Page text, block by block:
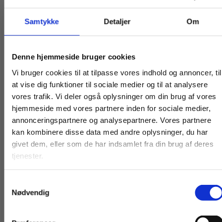
Samtykke Detaljer Om
Denne hjemmeside bruger cookies
Vi bruger cookies til at tilpasse vores indhold og annoncer, til
at vise dig funktioner til sociale medier og til at analysere
vores trafik. Vi deler også oplysninger om din brug af vores
hjemmeside med vores partnere inden for sociale medier,
annonceringspartnere og analysepartnere. Vores partnere
kan kombinere disse data med andre oplysninger, du har
givet dem, eller som de har indsamlet fra din brug af deres
tjenester.
Nødvendig
Pris på lærerabonnement
Prisen er pr. halve år pr. produkt, og
abonnementet gælder for alle lærere på skolen.
Abonnementet bliver automatisk fornyet to gange
årligt, indtil skolen opsiger aftalen. Abonnementet
skal opsiges senest en måned før periodens
udløb.
Køb læremidler og find masterclasses mm.
Fortsæt som:
For privatkunder og
studerende. Du får
vist priser inkl.
For institutioner og
virksomheder. Du
får vist priser ekskl.